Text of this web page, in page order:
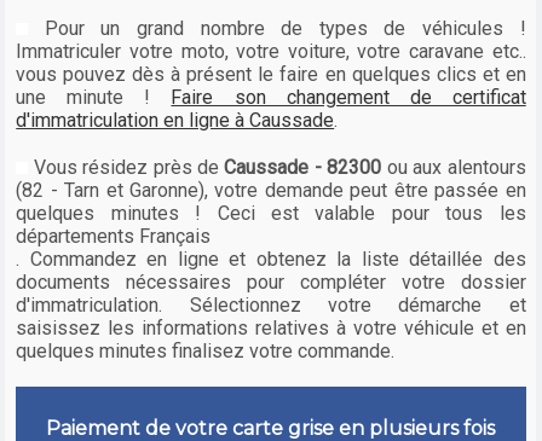
Pour un grand nombre de types de véhicules !
Immatriculer votre moto, votre voiture, votre caravane etc..
vous pouvez dès à présent le faire en quelques clics et en
une minute ! Faire son changement de certificat
d'immatriculation en ligne à Caussade.
Vous résidez près deCaussade - 82300 ou aux alentours
(82 - Tarn et Garonne), votre demande peut être passée en
quelques minutes ! Ceci est valable pour tous les
départements Français
. Commandez en ligne et obtenez la liste détaillée des
documents nécessaires pour compléter votre dossier
d'immatriculation. Sélectionnez votre démarche et
saisissez les informations relatives à votre véhicule et en
quelques minutes finalisez votre commande.
Paiement de votre carte grise en plusieurs fois